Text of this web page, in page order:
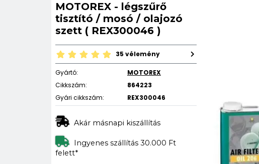
MOTOREX - légszűrő
tisztító / mosó / olajozó
szett ( REX300046 )
35 vélemény
Gyártó:
MOTOREX
Cikkszám:
864223
Gyári cikkszám:
REX300046
Akár másnapi kiszállítás
Ingyenes szállítás 30.000 Ft
felett*